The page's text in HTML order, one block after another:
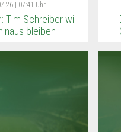
| 07:41 Uhr
Tim Schreiber will
bleiben